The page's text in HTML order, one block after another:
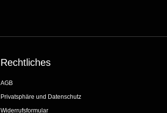
Rechtliches
AGB
Privatsphäre und Datenschutz
Widerrufsformular